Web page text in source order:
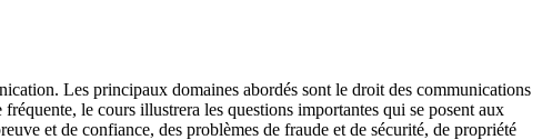
Les principaux domaines abordés sont le droit des communications
le cours illustrera les questions importantes qui se posent aux
et de confiance, des problèmes de fraude et de sécurité, de propriété